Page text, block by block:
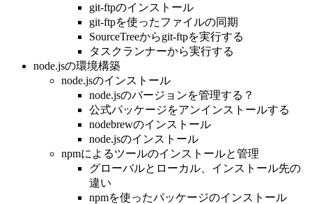
git-ftpのインストール
git-ftpを使ったファイルの同期
SourceTreeからgit-ftpを実行する
タスクランナーから実行する
node.jsの環境構築
node.jsのインストール
node.jsのバージョンを管理する？
公式パッケージをアンインストールする
nodebrewのインストール
node.jsのインストール
npmによるツールのインストールと管理
グローバルとローカル、インストール先の
違い
npmを使ったパッケージのインストール